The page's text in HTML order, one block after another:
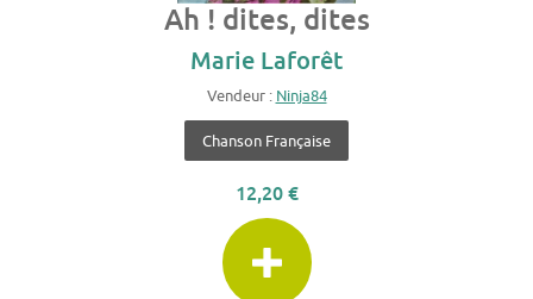
Ah ! dites, dites
Marie Laforêt
Vendeur : Ninja84
Chanson Française
12,20 €